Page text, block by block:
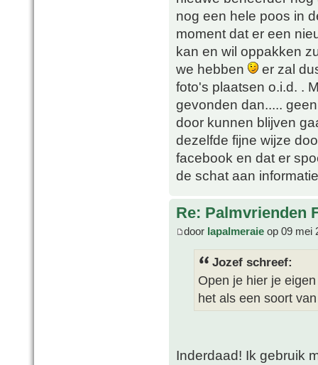
nog een hele poos in
moment dat er een
kan en wil oppakken
we hebben
er zal
foto's plaatsen o.i.d. .
gevonden dan.....
door kunnen blijven
dezelfde fijne wijze
facebook en dat er
de schat aan
Re: Palmvrienden
door lapalmeraie op 09 mei
Jozef schreef:
Open je hier je
het als een soort
Inderdaad! Ik gebruik